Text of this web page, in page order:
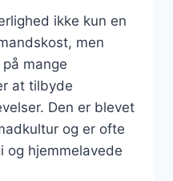
ikke kun en
men
mange
at tilbyde
Den er blevet
og er ofte
og hjemmelavede